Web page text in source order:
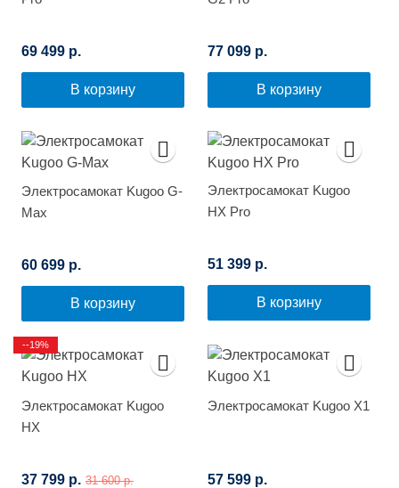
69 499 р.
В корзину
77 099 р.
В корзину
Электросамокат Kugoo G-
Max
60 699 р.
В корзину
Электросамокат Kugoo
HX Pro
51 399 р.
В корзину
Электросамокат Kugoo
HX
37 799 р. 31 600 р.
--19%
Электросамокат Kugoo X1
57 599 р.